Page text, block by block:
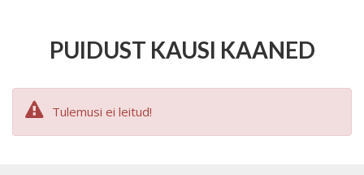
PUIDUST KAUSI KAANED
Tulemusi ei leitud!